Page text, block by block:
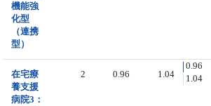
機能強
化型
（連携
型）
在宅療
養支援
病院3：
2 0.96 1.04
0.96
1.04